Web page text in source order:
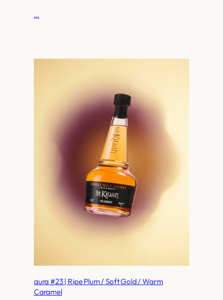
…
aura #23 | Ripe Plum / Soft Gold / Warm
Caramel